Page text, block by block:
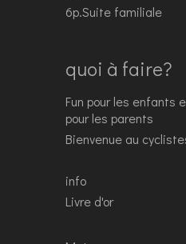
6p.Suite familiale
quoi à faire?
Fun pour les enfants
pour les parents
Bienvenue au
info
Livre d'or